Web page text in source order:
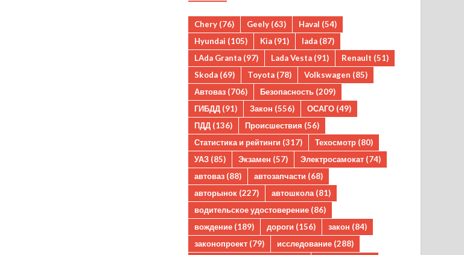
Chery (76) Geely (63) Haval (54)
Hyundai (105) Kia (91) lada (87)
LAda Granta (97) Lada Vesta (91) Renault (51)
Skoda (69) Toyota (78) Volkswagen (85)
Автоваз (706) Безопасность (209)
ГИБДД (91) Закон (556) ОСАГО (49)
ПДД (136) Происшествия (56)
Статистика и рейтинги (317) Техосмотр (80)
УАЗ (85) Экзамен (57) Электросамокат (74)
автоваз (88) автозапчасти (68)
авторынок (227) автошкола (81)
водительское удостоверение (86)
вождение (189) дороги (156) закон (84)
законопроект (79) исследование (288)